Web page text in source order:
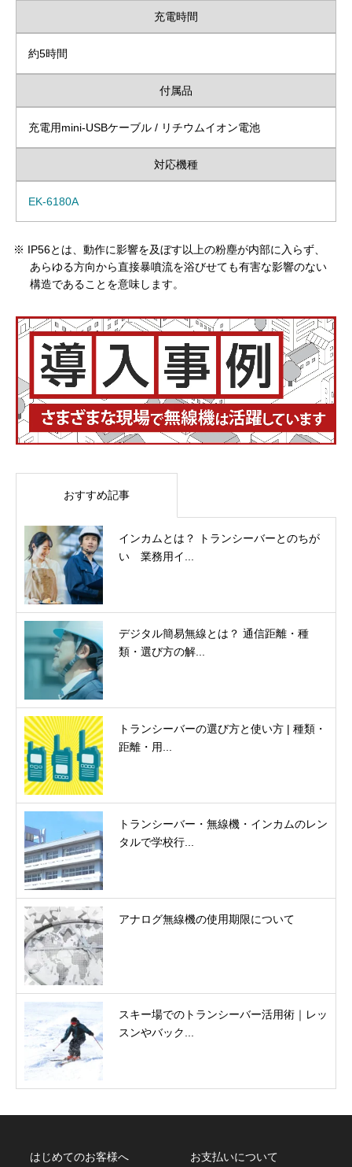
充電時間
約5時間
付属品
充電用mini-USBケーブル / リチウムイオン電池
対応機種
EK-6180A
※ IP56とは、動作に影響を及ぼす以上の粉塵が内部に入らず、
あらゆる方向から直接暴噴流を浴びせても有害な影響のない
構造であることを意味します。
おすすめ記事
インカムとは？ トランシーバーとのちが
い 業務用イ...
デジタル簡易無線とは？ 通信距離・種
類・選び方の解...
トランシーバーの選び方と使い方 | 種類・
距離・用...
トランシーバー・無線機・インカムのレン
タルで学校行...
アナログ無線機の使用期限について
スキー場でのトランシーバー活用術｜レッ
スンやバック...
はじめてのお客様へ
お支払いについて